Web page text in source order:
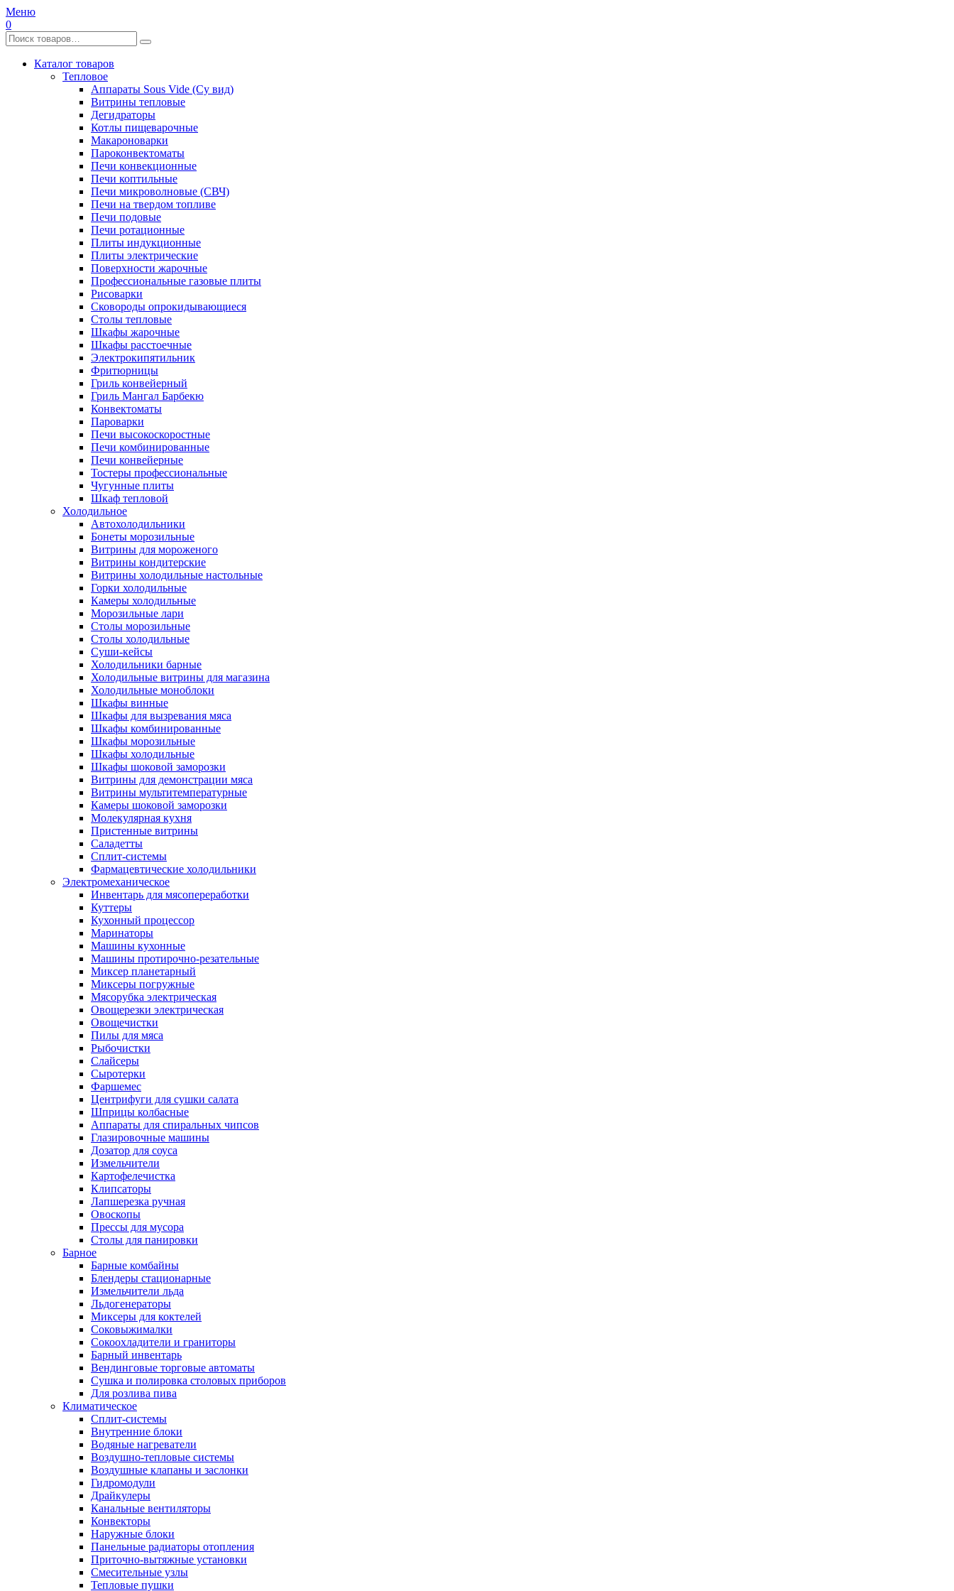
Меню
0
Каталог товаров
Тепловое
Аппараты Sous Vide (Су вид)
Витрины тепловые
Дегидраторы
Котлы пищеварочные
Макароноварки
Пароконвектоматы
Печи конвекционные
Печи коптильные
Печи микроволновые (СВЧ)
Печи на твердом топливе
Печи подовые
Печи ротационные
Плиты индукционные
Плиты электрические
Поверхности жарочные
Профессиональные газовые плиты
Рисоварки
Сковороды опрокидывающиеся
Столы тепловые
Шкафы жарочные
Шкафы расстоечные
Электрокипятильник
Фритюрницы
Гриль конвейерный
Гриль Мангал Барбекю
Конвектоматы
Пароварки
Печи высокоскоростные
Печи комбинированные
Печи конвейерные
Тостеры профессиональные
Чугунные плиты
Шкаф тепловой
Холодильное
Автохолодильники
Бонеты морозильные
Витрины для мороженого
Витрины кондитерские
Витрины холодильные настольные
Горки холодильные
Камеры холодильные
Морозильные лари
Столы морозильные
Столы холодильные
Суши-кейсы
Холодильники барные
Холодильные витрины для магазина
Холодильные моноблоки
Шкафы винные
Шкафы для вызревания мяса
Шкафы комбинированные
Шкафы морозильные
Шкафы холодильные
Шкафы шоковой заморозки
Витрины для демонстрации мяса
Витрины мультитемпературные
Камеры шоковой заморозки
Молекулярная кухня
Пристенные витрины
Саладетты
Сплит-системы
Фармацевтические холодильники
Электромеханическое
Инвентарь для мясопереработки
Куттеры
Кухонный процессор
Маринаторы
Машины кухонные
Машины протирочно-резательные
Миксер планетарный
Миксеры погружные
Мясорубка электрическая
Овощерезки электрическая
Овощечистки
Пилы для мяса
Рыбочистки
Слайсеры
Сыротерки
Фаршемес
Центрифуги для сушки салата
Шприцы колбасные
Аппараты для спиральных чипсов
Глазировочные машины
Дозатор для соуса
Измельчители
Картофелечистка
Клипсаторы
Лапшерезка ручная
Овоскопы
Прессы для мусора
Столы для панировки
Барное
Барные комбайны
Блендеры стационарные
Измельчители льда
Льдогенераторы
Миксеры для коктелей
Соковыжималки
Сокоохладители и граниторы
Барный инвентарь
Вендинговые торговые автоматы
Сушка и полировка столовых приборов
Для розлива пива
Климатическое
Сплит-системы
Внутренние блоки
Водяные нагреватели
Воздушно-тепловые системы
Воздушные клапаны и заслонки
Гидромодули
Драйкулеры
Канальные вентиляторы
Конвекторы
Наружные блоки
Панельные радиаторы отопления
Приточно-вытяжные установки
Смесительные узлы
Тепловые пушки